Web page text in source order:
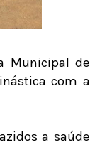
Municipal de
com a
a saúde